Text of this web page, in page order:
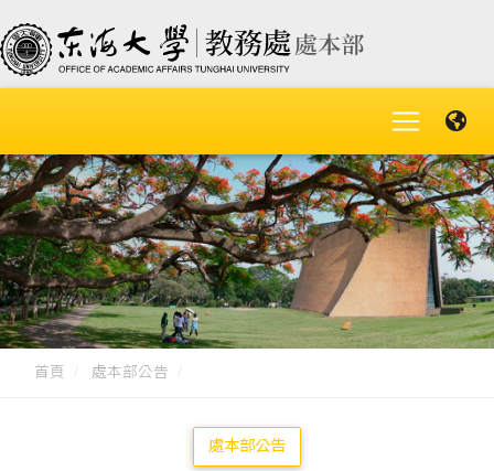
首頁 處本部公告
處本部公告